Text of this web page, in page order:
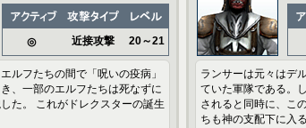
◎ 近接攻撃 20～21
ルフたちの間で「呪いの疫病」
、一部のエルフたちは死なずに
た。 これがドレクスターの誕生
ランサーは元々はデ
ていた軍隊である。
されると同時に、こ
ちも神の支配下に入